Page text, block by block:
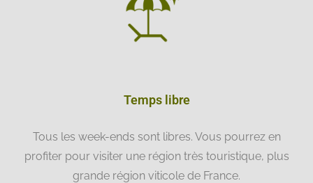
Temps libre
Tous les week-ends sont libres. Vous pourrez en
profiter pour visiter une région très touristique, plus
grande région viticole de France.